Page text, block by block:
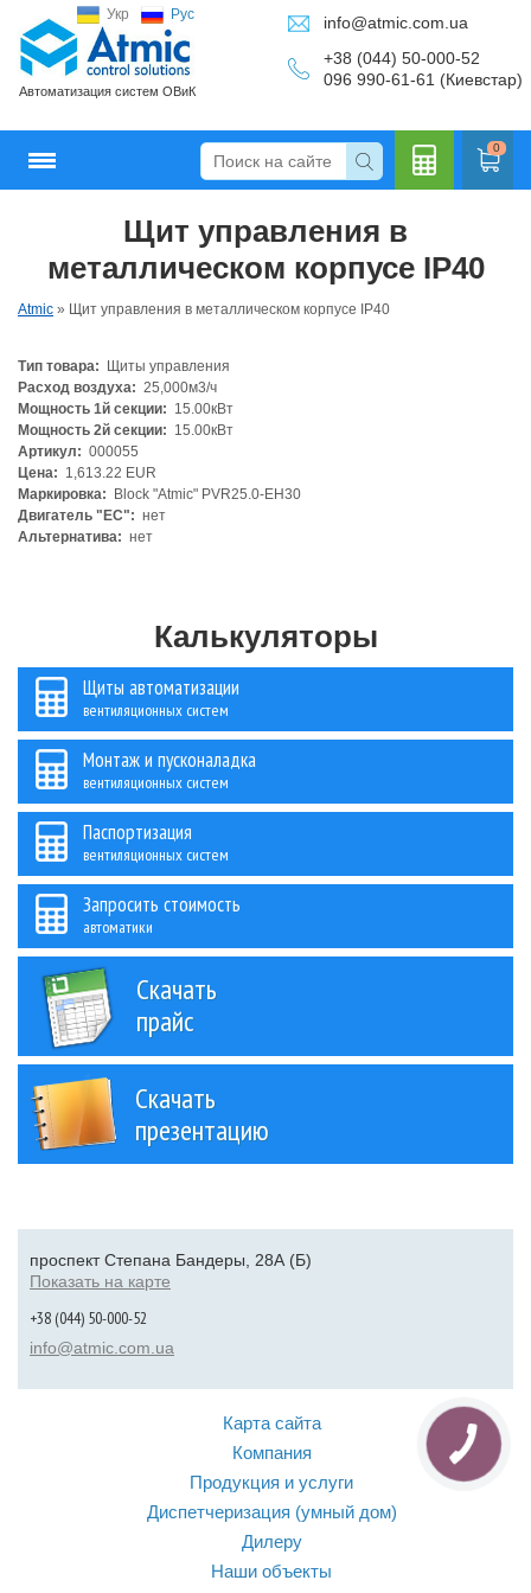
Укр Рус
Автоматизация систем ОВиК
info@atmic.com.ua
+38 (044) 50-000-52
096 990-61-61 (Киевстар)
0
Щит управления в
металлическом корпусе IP40
Atmic » Щит управления в металлическом корпусе IP40
Тип товара:
Щиты управления
Расход воздуха: 25,000м3/ч
Мощность 1й секции: 15.00кВт
Мощность 2й секции: 15.00кВт
Артикул: 000055
Цена: 1,613.22 EUR
Маркировка:
Block "Atmic" PVR25.0-EH30
Двигатель "ЕС": нет
Альтернатива: нет
Калькуляторы
Щиты автоматизации
вентиляционных систем
Монтаж и пусконаладка
вентиляционных систем
Паспортизация
вентиляционных систем
Запросить стоимость
автоматики
Скачать
прайс
Скачать
презентацию
проспект Степана Бандеры, 28А (Б)
Показать на карте
+38 (044) 50-000-52
info@atmic.com.ua
Карта сайта
Компания
Продукция и услуги
Диспетчеризация (умный дом)
Дилеру
Наши объекты